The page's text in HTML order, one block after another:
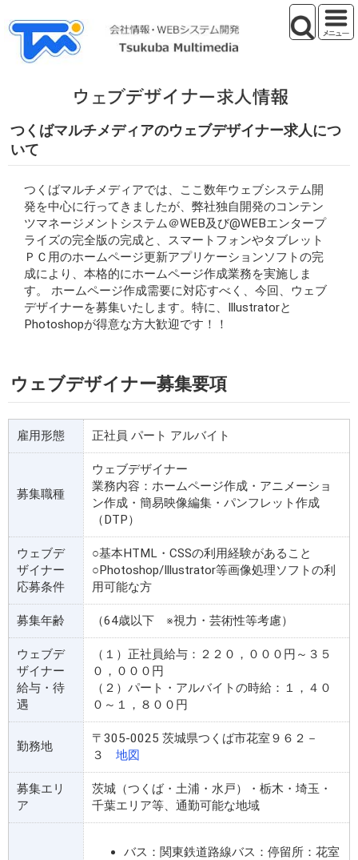
つくばマルチメディアのウェブデザイナー求人につ
いて
つくばマルチメディアでは、ここ数年ウェブシステム開
発を中心に行ってきましたが、弊社独自開発のコンテン
ツマネージメントシステム＠WEB及び@WEBエンタープ
ライズの完全版の完成と、スマートフォンやタブレット
ＰＣ用のホームページ更新アプリケーションソフトの完
成により、本格的にホームページ作成業務を実施しま
す。 ホームページ作成需要に対応すべく、今回、ウェブ
デザイナーを募集いたします。特に、Illustratorと
Photoshopが得意な方大歓迎です！！
ウェブデザイナー募集要項
雇用形態 正社員 パート アルバイト
募集職種
ウェブデザイナー
業務内容：ホームページ作成・アニメーショ
ン作成・簡易映像編集・パンフレット作成
（DTP）
ウェブデ
ザイナー
応募条件
○基本HTML・CSSの利用経験があること
○Photoshop/Illustrator等画像処理ソフトの利
用可能な方
募集年齢 （64歳以下 ※視力・芸術性等考慮）
ウェブデ
ザイナー
給与・待
遇
（１）正社員給与：２２０，０００円～３５
０，０００円
（２）パート・アルバイトの時給：１，４０
０～１，８００円
勤務地
〒305-0025 茨城県つくば市花室９６２－
３ 地図
募集エリ
ア
茨城（つくば・土浦・水戸）・栃木・埼玉・
千葉エリア等、通勤可能な地域
バス：関東鉄道路線バス：停留所：花室